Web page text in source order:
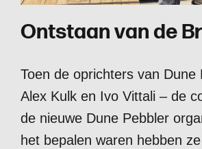
OntstaanvandeBr
Toen de oprichters van Dune
Alex Kulk en Ivo Vittali – de
de nieuwe Dune Pebbler
het bepalen waren hebben